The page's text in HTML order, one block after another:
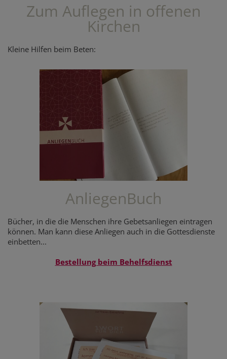
Zum Auflegen in offenen
Kirchen
Kleine Hilfen beim Beten:
AnliegenBuch
Bücher, in die die Menschen ihre Gebetsanliegen eintragen
können. Man kann diese Anliegen auch in die Gottesdienste
einbetten...
Bestellung beim Behelfsdienst